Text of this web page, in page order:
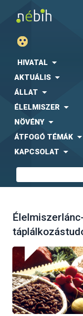
HIVATAL
AKTUÁLIS
ÁLLAT
ÉLELMISZER
NÖVÉNY
ÁTFOGÓ TÉMÁK
KAPCSOLAT